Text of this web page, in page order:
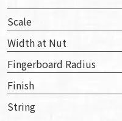
Scale
Width at Nut
Fingerboard Radius
Finish
String